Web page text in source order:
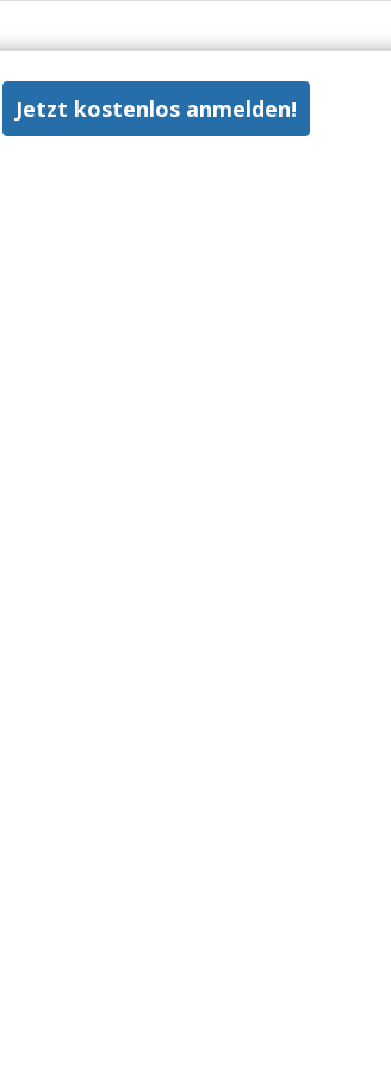
Jetzt kostenlos anmelden!